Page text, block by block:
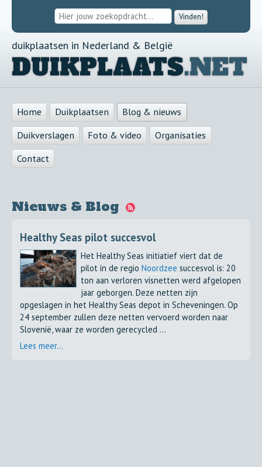
Vinden!
duikplaatsen in Nederland & België
DUIKPLAATS.NET
Home Duikplaatsen
Blog & nieuws
Duikverslagen
Foto & video
Organisaties
Contact
Nieuws & Blog
Healthy Seas pilot succesvol
Het Healthy Seas initiatief viert dat de
pilot in de regioNoordzee succesvol is: 20
ton aan verloren visnetten werd afgelopen
jaar geborgen. Deze netten zijn
opgeslagen in het Healthy Seas depot in Scheveningen. Op
24 september zullen deze netten vervoerd worden naar
Slovenië, waar ze worden gerecycled ...
Lees meer...